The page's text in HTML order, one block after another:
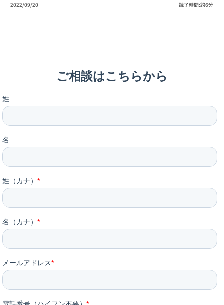
2022/09/20 読了時間:約6分